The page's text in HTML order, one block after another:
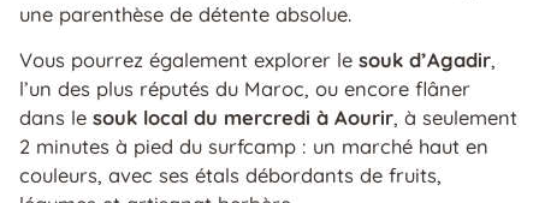
une parenthèse de détente absolue.
Vous pourrez également explorer le souk d’Agadir,
l’un des plus réputés du Maroc, ou encore flâner
dans le souk local du mercredi à Aourir, à seulement
2 minutes à pied du surfcamp : un marché haut en
couleurs, avec ses étals débordants de fruits,